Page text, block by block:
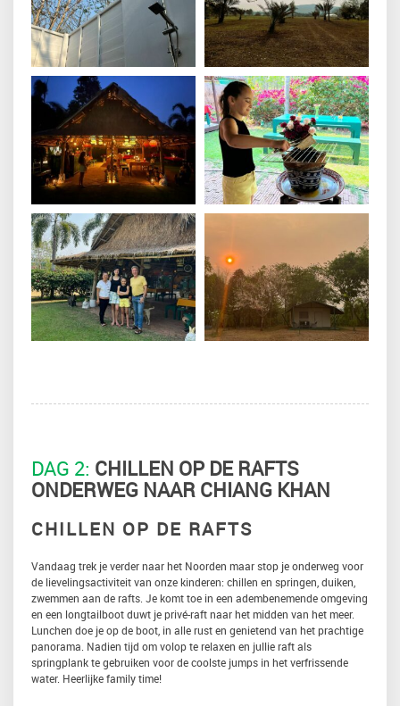
DAG 2: CHILLEN OP DE RAFTS
ONDERWEG NAAR CHIANG KHAN
CHILLEN OP DE RAFTS
Vandaag trek je verder naar het Noorden maar stop je onderweg voor
de lievelingsactiviteit van onze kinderen: chillen en springen, duiken,
zwemmen aan de rafts. Je komt toe in een adembenemende omgeving
en een longtailboot duwt je privé-raft naar het midden van het meer.
Lunchen doe je op de boot, in alle rust en genietend van het prachtige
panorama. Nadien tijd om volop te relaxen en jullie raft als
springplank te gebruiken voor de coolste jumps in het verfrissende
water. Heerlijke family time!